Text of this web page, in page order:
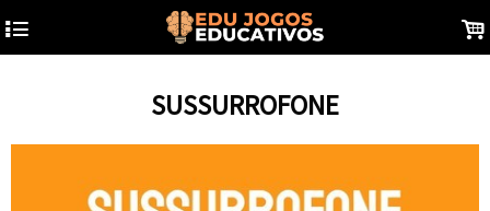
4 .
SUSSURROFONE